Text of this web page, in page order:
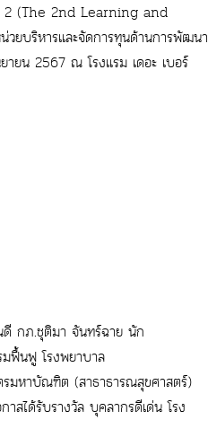
2 (The 2nd Learning and
บริหารและจัดการทุนด้านการพัฒนา
ยน 2567 ณ โรงแรม เดอะ เบอร์
ดี กภ.ชุติมา จันทร์ฉาย นัก
ฟื้นฟู โรงพยาบาล
รมหาบัณฑิต (สาธาธารณสุขศาสตร์)
สได้รับรางวัล บุคลากรดีเด่น โรง